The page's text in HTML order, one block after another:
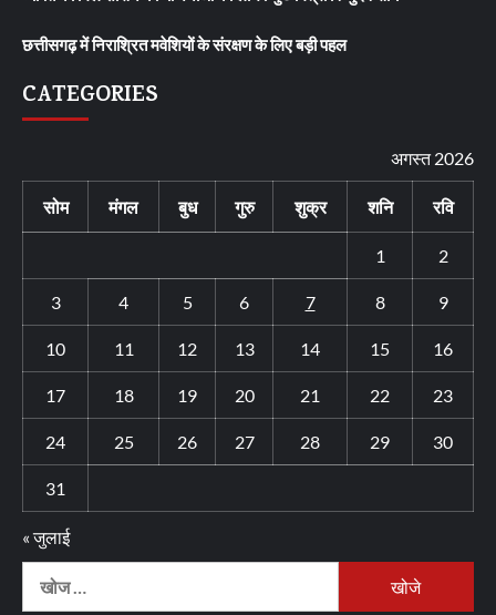
छत्तीसगढ़ में निराश्रित मवेशियों के संरक्षण के लिए बड़ी पहल
CATEGORIES
अगस्त 2026
सोम मंगल बुध गुरु शुक्र शनि रवि
1 2
3 4 5 6 7 8 9
10 11 12 13 14 15 16
17 18 19 20 21 22 23
24 25 26 27 28 29 30
31
« जुलाई
निम्न